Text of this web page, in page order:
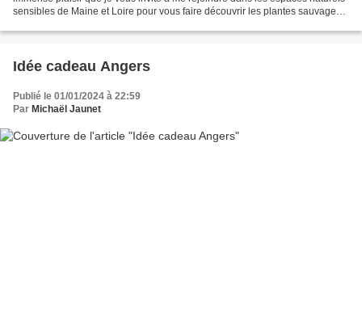
sensibles de Maine et Loire pour vous faire découvrir les plantes sauvages
Idée cadeau Angers
Publié le 01/01/2024 à 22:59
Par Michaël Jaunet